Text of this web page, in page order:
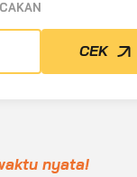
CEK
nyata!